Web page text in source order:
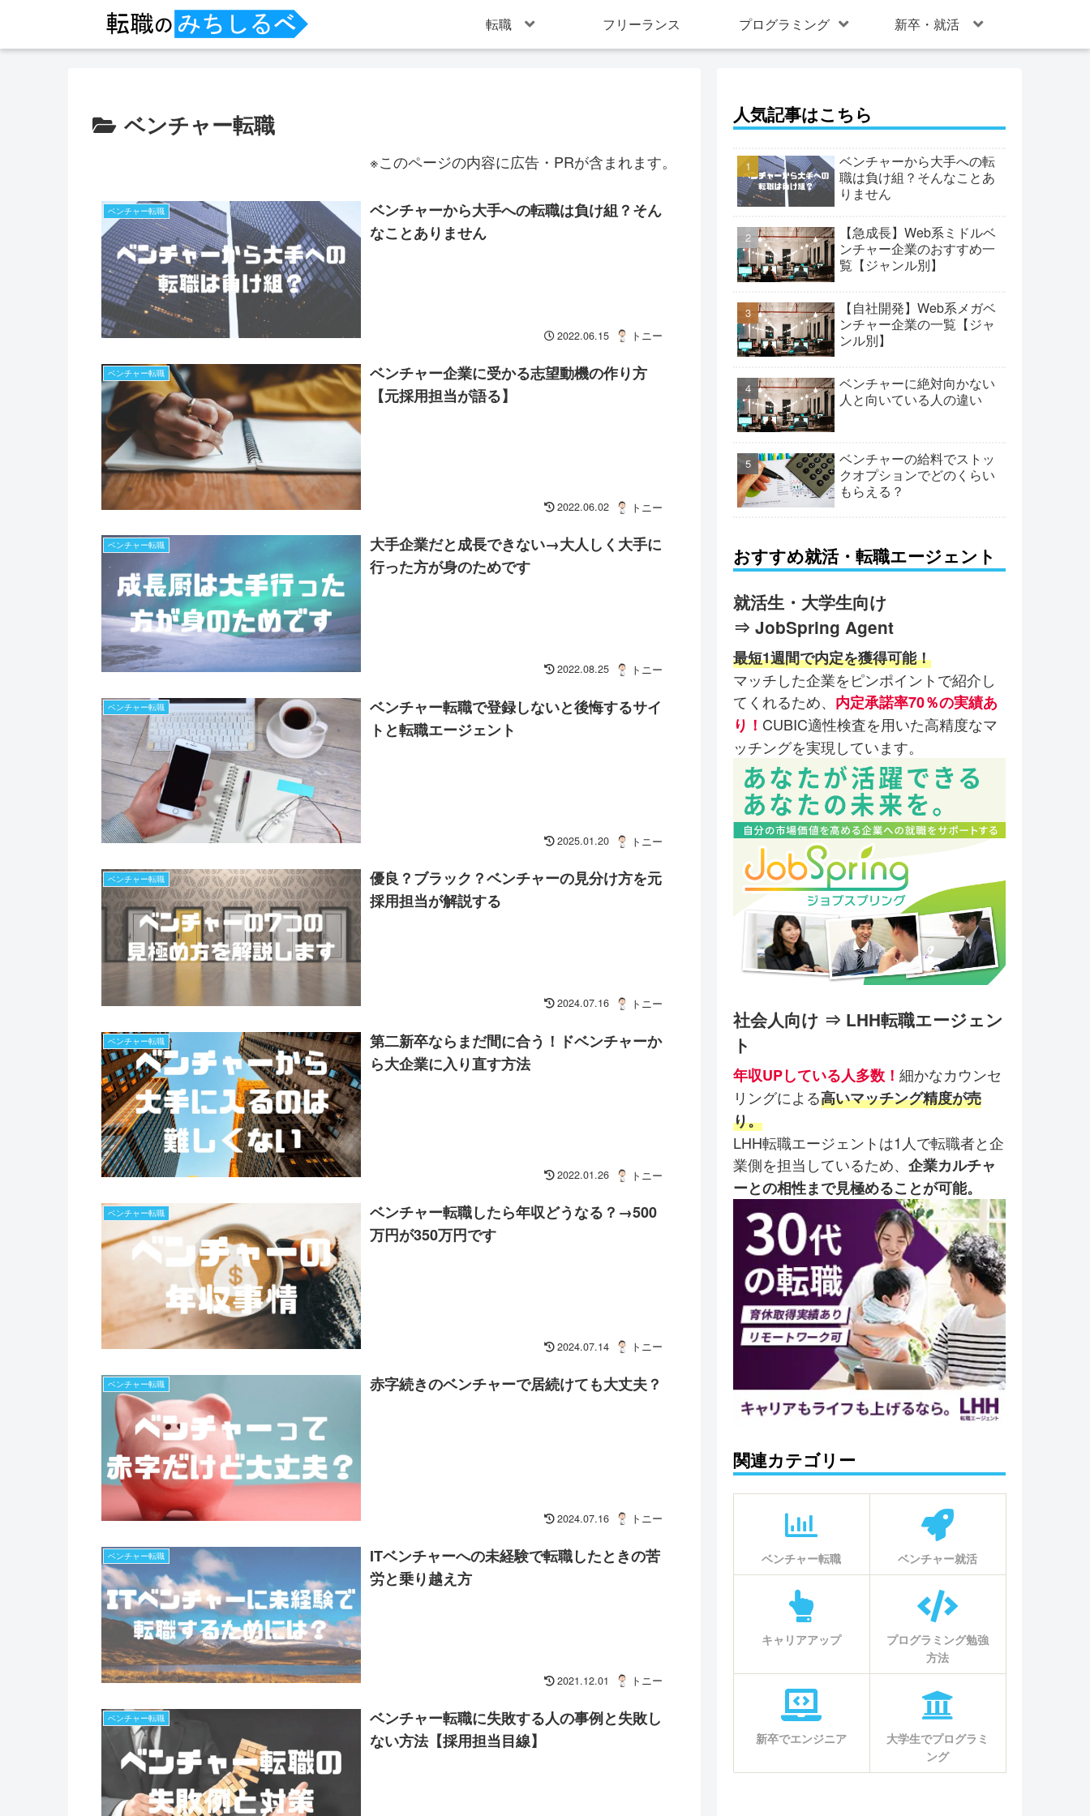
転職 フリーランス プログラミング 新卒・就活
ベンチャー転職
※このページの内容に広告・PRが含まれます。
ベンチャー転職
ベンチャーから大手への転職は負け組？そん
なことありません
2022.06.15 トニー
ベンチャー転職
ベンチャー企業に受かる志望動機の作り方
【元採用担当が語る】
2022.06.02 トニー
ベンチャー転職
大手企業だと成長できない→大人しく大手に
行った方が身のためです
2022.08.25 トニー
ベンチャー転職
ベンチャー転職で登録しないと後悔するサイ
トと転職エージェント
2025.01.20 トニー
ベンチャー転職
優良？ブラック？ベンチャーの見分け方を元
採用担当が解説する
2024.07.16 トニー
ベンチャー転職
第二新卒ならまだ間に合う！ドベンチャーか
ら大企業に入り直す方法
2022.01.26 トニー
ベンチャー転職
ベンチャー転職したら年収どうなる？→500
万円が350万円です
2024.07.14 トニー
ベンチャー転職 赤字続きのベンチャーで居続けても大丈夫？
2024.07.16 トニー
ベンチャー転職
ITベンチャーへの未経験で転職したときの苦
労と乗り越え方
2021.12.01 トニー
ベンチャー転職
ベンチャー転職に失敗する人の事例と失敗し
ない方法【採用担当目線】
人気記事はこちら
ベンチャーから大手への転
職は負け組？そんなことあ
りません
【急成長】Web系ミドルベ
ンチャー企業のおすすめ一
覧【ジャンル別】
【自社開発】Web系メガベ
ンチャー企業の一覧【ジャ
ンル別】
ベンチャーに絶対向かない
人と向いている人の違い
ベンチャーの給料でストッ
クオプションでどのくらい
もらえる？
おすすめ就活・転職エージェント
就活生・大学生向け
⇒ JobSpring Agent
最短1週間で内定を獲得可能！
マッチした企業をピンポイントで紹介し
てくれるため、 内定承諾率70％の実績あ
り！ CUBIC適性検査を用いた高精度なマ
ッチングを実現しています。
社会人向け ⇒ LHH転職エージェン
ト
年収UPしている人多数！ 細かなカウンセ
リングによる高いマッチング精度が売
り。
LHH転職エージェントは1人で転職者と企
業側を担当しているため、 企業カルチャ
ーとの相性まで見極めることが可能。
関連カテゴリー
ベンチャー転職 ベンチャー就活
キャリアアップ
プログラミング勉強
方法
新卒でエンジニア
大学生でプログラミ
ング